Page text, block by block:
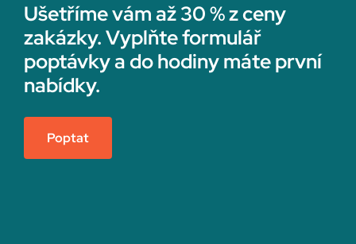
Ušetříme vám až 30 % z ceny
zakázky. Vyplňte formulář
poptávky a do hodiny máte první
nabídky.
Poptat